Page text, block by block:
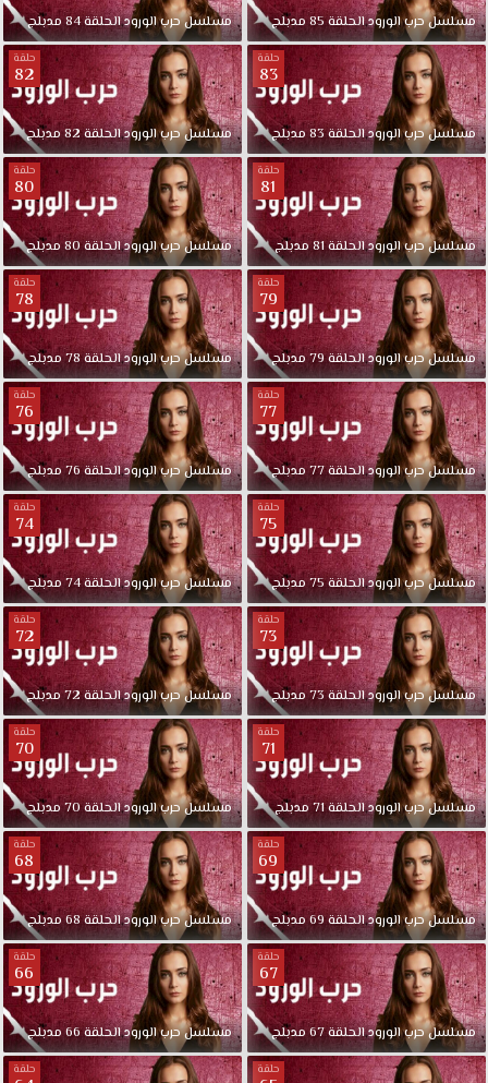
مسلسلحربالورودالحلقة85مدبلج مسلسلحربالورودالحلقة84مدبلج
حلقة
83
مسلسلحربالورودالحلقة83مدبلج
حلقة
82
مسلسلحربالورودالحلقة82مدبلج
حلقة
81
مسلسلحربالورودالحلقة81مدبلج
حلقة
80
مسلسلحربالورودالحلقة80مدبلج
حلقة
79
مسلسلحربالورودالحلقة79مدبلج
حلقة
78
مسلسلحربالورودالحلقة78مدبلج
حلقة
77
مسلسلحربالورودالحلقة77مدبلج
حلقة
76
مسلسلحربالورودالحلقة76مدبلج
حلقة
75
مسلسلحربالورودالحلقة75مدبلج
حلقة
74
مسلسلحربالورودالحلقة74مدبلج
حلقة
73
مسلسلحربالورودالحلقة73مدبلج
حلقة
72
مسلسلحربالورودالحلقة72مدبلج
حلقة
71
مسلسلحربالورودالحلقة71مدبلج
حلقة
70
مسلسلحربالورودالحلقة70مدبلج
حلقة
69
مسلسلحربالورودالحلقة69مدبلج
حلقة
68
مسلسلحربالورودالحلقة68مدبلج
حلقة
67
مسلسلحربالورودالحلقة67مدبلج
حلقة
66
مسلسلحربالورودالحلقة66مدبلج
حلقة حلقة